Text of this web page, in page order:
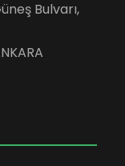
Bulvarı,